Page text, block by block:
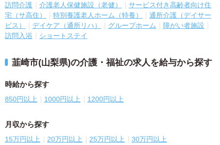
訪問介護 介護老人保健施設（老健）
サービス付き高齢者向け住
宅（サ高住）
特別養護老人ホーム（特養）
通所介護（デイサー
ビス）
デイケア（通所リハ） グループホーム
障がい者施設
訪問入浴
ショートステイ
韮崎市(山梨県)の介護・福祉の求人を給与から探す
時給から探す
850円以上 1000円以上 1200円以上
月収から探す
15万円以上 20万円以上 25万円以上 30万円以上